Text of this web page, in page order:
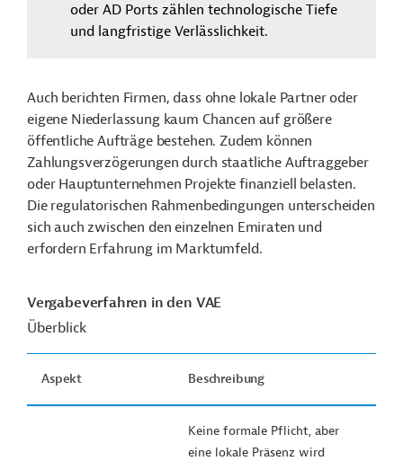
oder AD Ports zählen technologische Tiefe
und langfristige Verlässlichkeit.
Auch berichten Firmen, dass ohne lokale Partner oder
eigene Niederlassung kaum Chancen auf größere
öffentliche Aufträge bestehen. Zudem können
Zahlungsverzögerungen durch staatliche Auftraggeber
oder Hauptunternehmen Projekte finanziell belasten.
Die regulatorischen Rahmenbedingungen unterscheiden
sich auch zwischen den einzelnen Emiraten und
erfordern Erfahrung im Marktumfeld.
Vergabeverfahren in den VAE
Überblick
Aspekt Beschreibung
Keine formale Pflicht, aber
eine lokale Präsenz wird